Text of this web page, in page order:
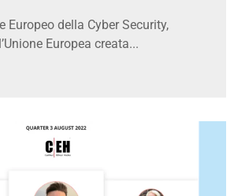
Europeo della Cyber Security,
Europea creata...